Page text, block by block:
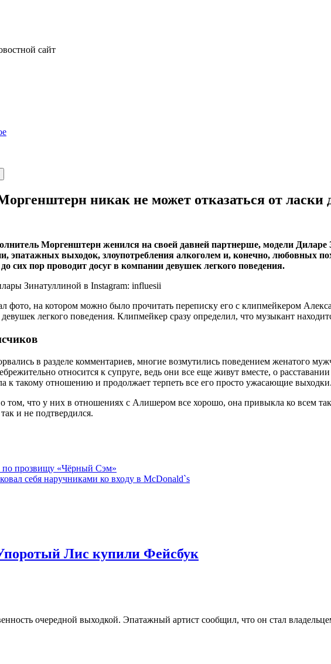
сайт
никак не может отказаться от ласки
Моргенштерн женился на своей давней партнерше, модели
эпатажных выходок, злоупотребления алкоголем и, конечно, любовных
сих пор проводит досуг в компании девушек легкого поведения.
Зинатуллиной в Instagram: influesii
фото, на котором можно было прочитать переписку его с клипмейкером
легкого поведения. Клипмейкер сразу определил, что музыкант
в разделе комментариев, многие возмутились поведением женатого
относится к супруге, ведь они все еще живут вместе, о
к такому отношению и продолжает терпеть все его просто ужасающие выходки.
о том, что у них в отношениях с Алишером все хорошо, она привыкла ко всем
и не подтвердился.
прозвищу «Чёрный Сэм»
себя наручниками ко входу в McDonald`s
Лис купили Фейсбук
очередной выходкой. Эпатажный артист сообщил, что он стал